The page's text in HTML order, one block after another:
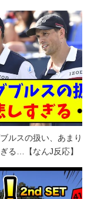
ルスの扱い、あまり
る…【なんJ反応】